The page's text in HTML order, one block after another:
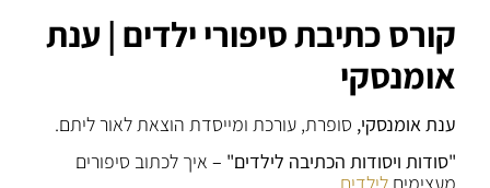
קורס כתיבת סיפורי ילדים | ענת
אומנסקי
ענת אומנסקי, סופרת, עורכת ומייסדת הוצאת לאור ליתם.
"סודות ויסודות הכתיבה לילדים" – איך לכתוב סיפורים